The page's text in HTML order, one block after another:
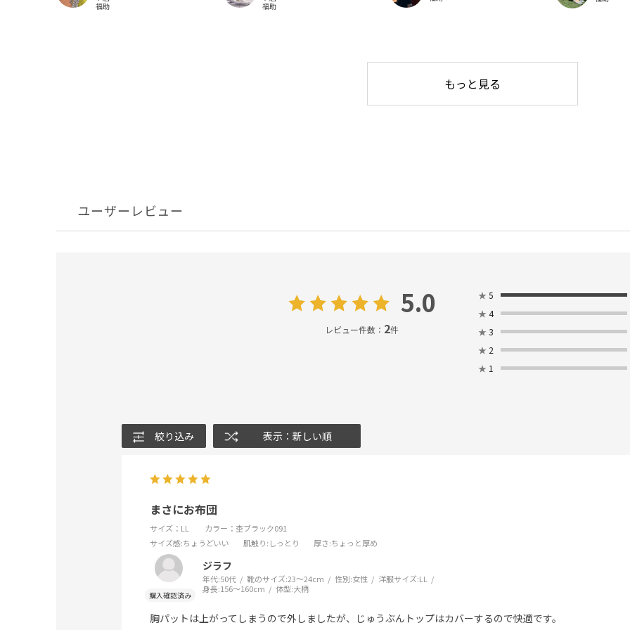
福助
福助
もっと見る
ユーザーレビュー
5.0
レビュー件数： 2件
★ 5
★ 4
★ 3
★ 2
★ 1
絞り込み 表示：新しい順
まさにお布団
サイズ：LL
カラー：杢ブラック091
サイズ感:ちょうどいい 肌触り:しっとり 厚さ:ちょっと厚め
ジラフ
年代:50代 靴のサイズ:23～24cm 性別:女性 洋服サイズ:LL
身長:156～160cm 体型:大柄
胸パットは上がってしまうので外しましたが、じゅうぶんトップはカバーするので快適です。